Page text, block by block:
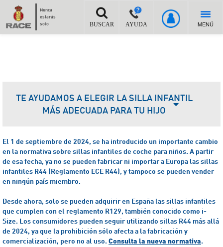
Nunca
estarás
solo
BUSCAR AYUDA MENÚ
TE AYUDAMOS A ELEGIR LA SILLA INFANTIL
MÁS ADECUADA PARA TU HIJO
El 1 de septiembre de 2024, se ha introducido un importante cambio
en la normativa sobre sillas infantiles de coche para niños. A partir
de esa fecha, ya no se pueden fabricar ni importar a Europa las sillas
infantiles R44 (Reglamento ECE R44), y tampoco se pueden vender
en ningún país miembro.
Desde ahora, solo se pueden adquirir en España las sillas infantiles
que cumplen con el reglamento R129, también conocido como i-
Size. Los consumidores pueden seguir utilizando sillas R44 más allá
de 2024, ya que la prohibición sólo afecta a la fabricación y
comercialización, pero no al uso. Consulta la nueva normativa.